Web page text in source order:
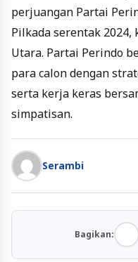
perjuangan Partai
Pilkada serentak
Utara. Partai Perindo
para calon dengan
serta kerja keras
simpatisan.
Serambi
Bagikan: